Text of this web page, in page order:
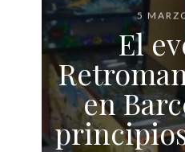
5
El
en